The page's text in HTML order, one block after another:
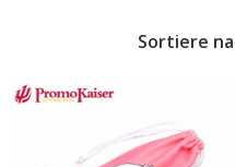
Sortiere